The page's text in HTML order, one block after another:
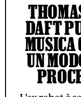
DAFT
MUSICA
UN